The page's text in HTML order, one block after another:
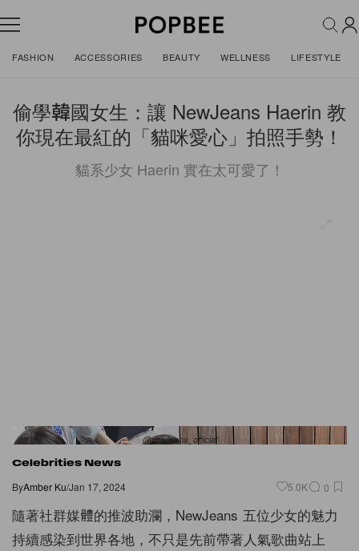
FASHION ACCESSORIES BEAUTY WELLNESS LIFESTYLE
偷學韓國女生：讓 NewJeans Haerin 教
你現在最紅的「貓咪愛心」拍照手勢！
貓系少女 Haerin 實在太可愛了！
@newjeans_official
Celebrities News
ByAmber Ku/Jan 17, 2024 5.0K 0
隨著社群媒體的推波助瀾，NewJeans 五位少女的魅力
持續感染到世界各地，不只是先前帶著人氣歌曲站上